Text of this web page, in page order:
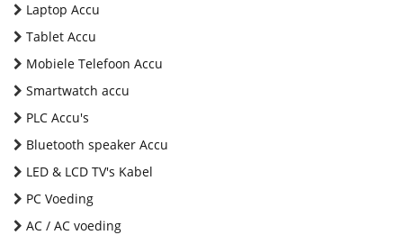
Laptop Accu
Tablet Accu
Mobiele Telefoon Accu
Smartwatch accu
PLC Accu's
Bluetooth speaker Accu
LED & LCD TV's Kabel
PC Voeding
AC / AC voeding